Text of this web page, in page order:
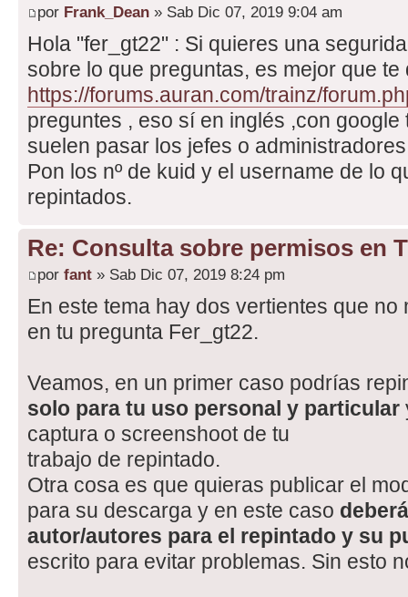
por Frank_Dean » Sab Dic 07, 2019 9:04 am
Hola "fer_gt22" : Si quieres una
sobre lo que preguntas, es mejor que
https://forums.auran.com/trainz/
preguntes , eso sí en inglés ,con
suelen pasar los jefes o
Pon los nº de kuid y el username de lo
repintados.
Re: Consulta sobre permisos en
por fant » Sab Dic 07, 2019 8:24 pm
En este tema hay dos vertientes que
en tu pregunta Fer_gt22.
Veamos, en un primer caso podrías
solo para tu uso personal y particular
captura o screenshoot de tu
trabajo de repintado.
Otra cosa es que quieras publicar el
para su descarga y en este caso
autor/autores para el repintado y su
escrito para evitar problemas. Sin esto